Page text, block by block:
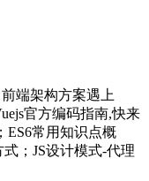
端架构方案遇上
官方编码指南,快来
ES6常用知识点概
；JS设计模式-代理